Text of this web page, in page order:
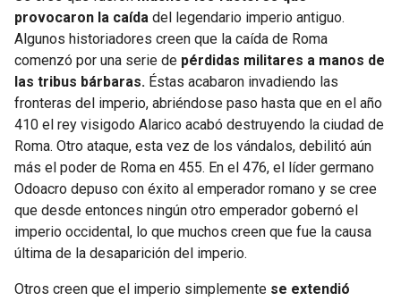
provocaron la caída del legendario imperio antiguo.
Algunos historiadores creen que la caída de Roma
comenzó por una serie de pérdidas militares a manos de
las tribus bárbaras. Éstas acabaron invadiendo las
fronteras del imperio, abriéndose paso hasta que en el año
410 el rey visigodo Alarico acabó destruyendo la ciudad de
Roma. Otro ataque, esta vez de los vándalos, debilitó aún
más el poder de Roma en 455. En el 476, el líder germano
Odoacro depuso con éxito al emperador romano y se cree
que desde entonces ningún otro emperador gobernó el
imperio occidental, lo que muchos creen que fue la causa
última de la desaparición del imperio.
Otros creen que el imperio simplemente se extendió